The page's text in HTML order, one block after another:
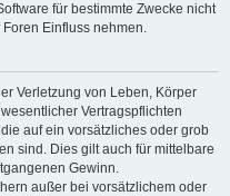
für bestimmte Zwecke nicht
Einfluss nehmen.
Verletzung von Leben, Körper
Vertragspflichten
auf ein vorsätzliches oder grob
sind. Dies gilt auch für mittelbare
Gewinn.
außer bei vorsätzlichem oder